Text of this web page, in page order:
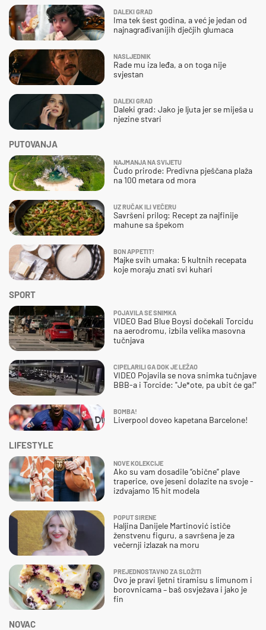
SPORT
POJAVILA SE SNIMKA
VIDEO Bad Blue Boysi dočekali Torcidu
na aerodromu, izbila velika masovna
tučnjava
CIPELARILI GA DOK JE LEŽAO
VIDEO Pojavila se nova snimka tučnjave
BBB-a i Torcide: "Je*ote, pa ubit će ga!"
BOMBA!
Liverpool doveo kapetana Barcelone!
DALEKI GRAD
Ima tek šest godina, a već je jedan od
najnagrađivanijih dječjih glumaca
NASLJEDNIK
Rade mu iza leđa, a on toga nije
svjestan
DALEKI GRAD
Daleki grad: Jako je ljuta jer se miješa u
njezine stvari
PUTOVANJA
NAJMANJA NA SVIJETU
Čudo prirode: Predivna pješčana plaža
na 100 metara od mora
UZ RUČAK ILI VEČERU
Savršeni prilog: Recept za najfinije
mahune sa špekom
BON APPETIT!
Majke svih umaka: 5 kultnih recepata
koje moraju znati svi kuhari
NOVAC
LIFESTYLE
NOVE KOLEKCIJE
Ako su vam dosadile “obične” plave
traperice, ove jeseni dolazite na svoje -
izdvajamo 15 hit modela
POPUT SIRENE
Haljina Danijele Martinović ističe
ženstvenu figuru, a savršena je za
večernji izlazak na moru
PREJEDNOSTAVNO ZA SLOŽITI
Ovo je pravi ljetni tiramisu s limunom i
borovnicama – baš osvježava i jako je
fin